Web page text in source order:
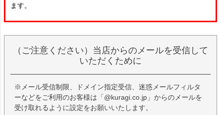
ます。
（ご注意ください）当店からのメールを受信して
いただくために
※メール受信制限、ドメイン指定受信、迷惑メールフィルタ
ーなどをご利用のお客様は「@kuragi.co.jp」からのメールを
受け取れるように設定をお願いいたします。